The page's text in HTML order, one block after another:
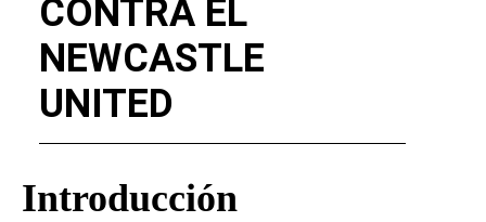
CONTRA EL
NEWCASTLE
UNITED
Introducción